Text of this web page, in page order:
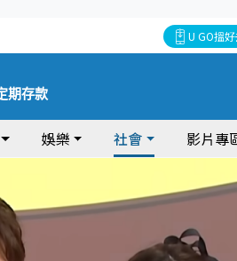
U GO搵
期存款
娛樂 社會 影片專